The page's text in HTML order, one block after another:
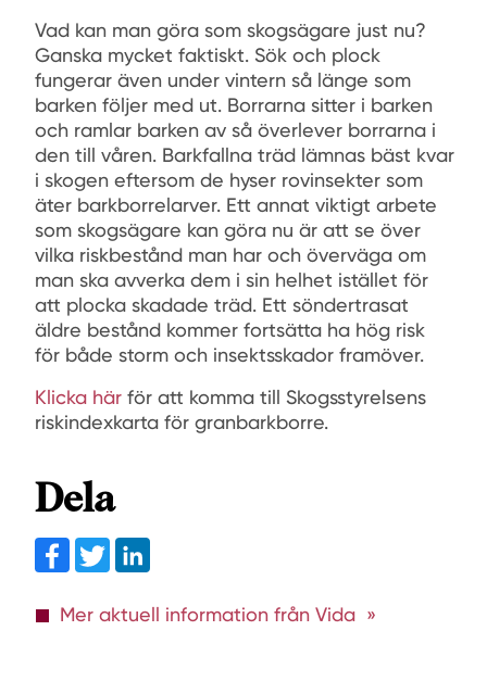
Vad kan man göra som skogsägare just nu?
Ganska mycket faktiskt. Sök och plock
fungerar även under vintern så länge som
barken följer med ut. Borrarna sitter i barken
och ramlar barken av så överlever borrarna i
den till våren. Barkfallna träd lämnas bäst kvar
i skogen eftersom de hyser rovinsekter som
äter barkborrelarver. Ett annat viktigt arbete
som skogsägare kan göra nu är att se över
vilka riskbestånd man har och överväga om
man ska avverka dem i sin helhet istället för
att plocka skadade träd. Ett söndertrasat
äldre bestånd kommer fortsätta ha hög risk
för både storm och insektsskador framöver.
Klicka här för att komma till Skogsstyrelsens
riskindexkarta för granbarkborre.
Dela
Facebook
Twitter
Mer aktuell information från Vida